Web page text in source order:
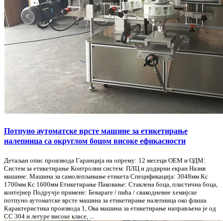
Потпуно аутоматске врсте машине за етикетирање
налепница са округлом боцом високе ефикасности
Детаљан опис производа Гаранција на опрему: 12 месеци ОЕМ и ОДМ:
Систем за етикетирање Контролни систем: ПЛЦ и додирни екран Назив
машине: Машина за самолепљивање етикета Спецификација: 3048мм Кс
1700мм Кс 1600мм Етикетирање Паковање: Стаклена боца, пластична боца,
контејнер Подручје примене: Бевараге / пића / свакодневне хемијске
потпуно аутоматске врсте машина за етикетирање налепница око флаша
Карактеристика производа 1, Ова машина за етикетирање направљена је од
СС 304 и легуре високе класе, ...